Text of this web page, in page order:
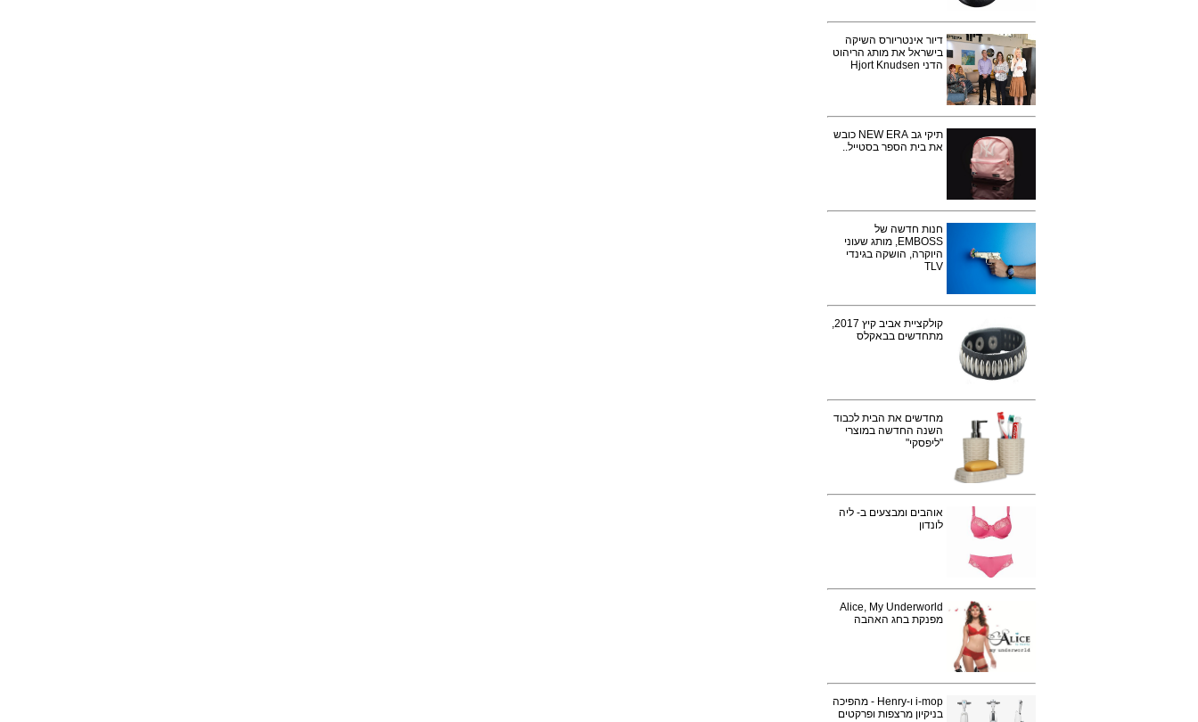
דיור אינטריורס השיקה
בישראל את מותג הריהוט
הדני Hjort Knudsen
תיקי גב NEW ERA כובש
את בית הספר בסטייל..
חנות חדשה של
EMBOSS, מותג שעוני
היוקרה, הושקה בגינדי
TLV
קולקציית אביב קיץ 2017,
מתחדשים בבאקלס
מחדשים את הבית לכבוד
השנה החדשה במוצרי
"ליפסקי"
אוהבים ומבצעים ב- ליה
לונדון
Alice, My Underworld
מפנקת בחג האהבה
i-mop ו-Henry - מהפיכה
בניקיון מרצפות ופרקטים